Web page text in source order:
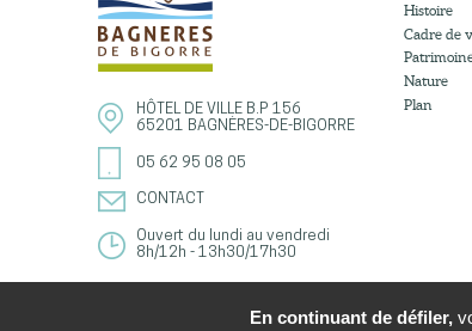
HÔTEL DE VILLE B.P 156
65201 BAGNÈRES-DE-BIGORRE
05 62 95 08 05
CONTACT
Ouvert du lundi au vendredi
8h/12h - 13h30/17h30
Histoire
Cadre de
Nature
Plan
En continuant de défiler,